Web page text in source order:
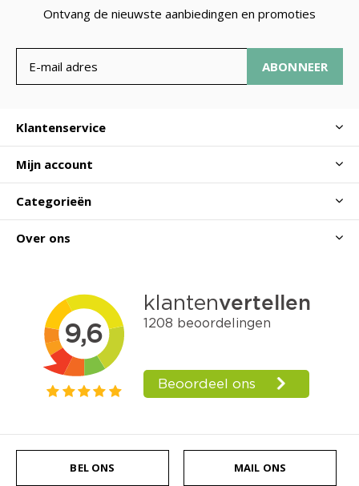
Ontvang de nieuwste aanbiedingen en promoties
ABONNEER
Klantenservice
Mijn account
Categorieën
Over ons
BEL ONS MAIL ONS